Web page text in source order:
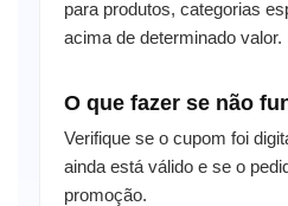
para produtos, categorias
acima de determinado valor.
O que fazer se não
Verifique se o cupom foi
ainda está válido e se o
promoção.